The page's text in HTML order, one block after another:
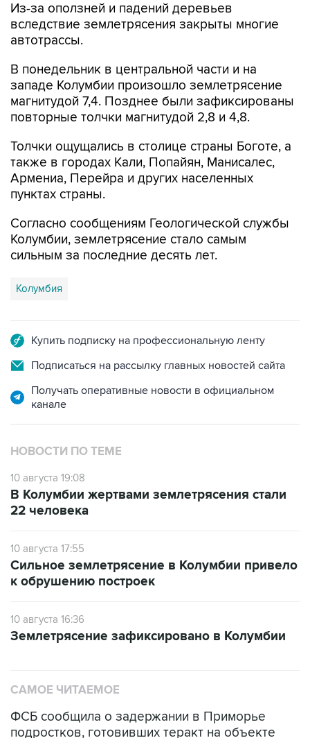
Из-за оползней и падений деревьев
вследствие землетрясения закрыты многие
автотрассы.
В понедельник в центральной части и на
западе Колумбии произошло землетрясение
магнитудой 7,4. Позднее были зафиксированы
повторные толчки магнитудой 2,8 и 4,8.
Толчки ощущались в столице страны Боготе, а
также в городах Кали, Попайян, Манисалес,
Армениа, Перейра и других населенных
пунктах страны.
Согласно сообщениям Геологической службы
Колумбии, землетрясение стало самым
сильным за последние десять лет.
Колумбия
Купить подписку на профессиональную ленту
Подписаться на рассылку главных новостей сайта
Получать оперативные новости в официальном
канале
НОВОСТИ ПО ТЕМЕ
10 августа 19:08
В Колумбии жертвами землетрясения стали
22 человека
10 августа 17:55
Сильное землетрясение в Колумбии привело
к обрушению построек
10 августа 16:36
Землетрясение зафиксировано в Колумбии
САМОЕ ЧИТАЕМОЕ
ФСБ сообщила о задержании в Приморье
подростков, готовивших теракт на объекте